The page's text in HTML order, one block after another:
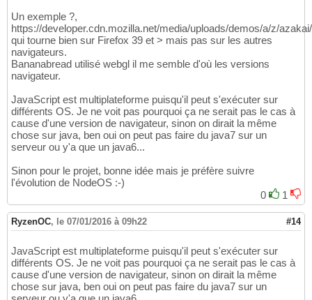
Un exemple ?,
https://developer.cdn.mozilla.net/media/uploads/demos/a/z/
qui tourne bien sur Firefox 39 et > mais pas sur les autres
navigateurs.
Bananabread utilisé webgl il me semble d'où les versions
navigateur.
JavaScript est multiplateforme puisqu'il peut s'exécuter sur
différents OS. Je ne voit pas pourquoi ça ne serait pas le cas à
cause d'une version de navigateur, sinon on dirait la même
chose sur java, ben oui on peut pas faire du java7 sur un
serveur ou y'a que un java6...
Sinon pour le projet, bonne idée mais je préfère suivre
l'évolution de NodeOS :-)
0
1
RyzenOC, le 07/01/2016 à 09h22 #14
JavaScript est multiplateforme puisqu'il peut s'exécuter sur
différents OS. Je ne voit pas pourquoi ça ne serait pas le cas à
cause d'une version de navigateur, sinon on dirait la même
chose sur java, ben oui on peut pas faire du java7 sur un